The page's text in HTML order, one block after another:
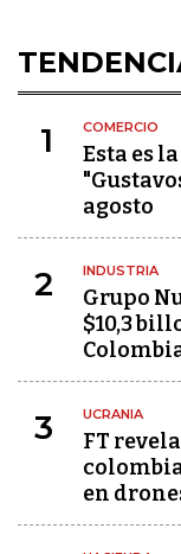
1 COMERCIO
Esta es
agosto
2 INDUSTRIA
Grupo
$10,3
3 UCRANIA
FT
en